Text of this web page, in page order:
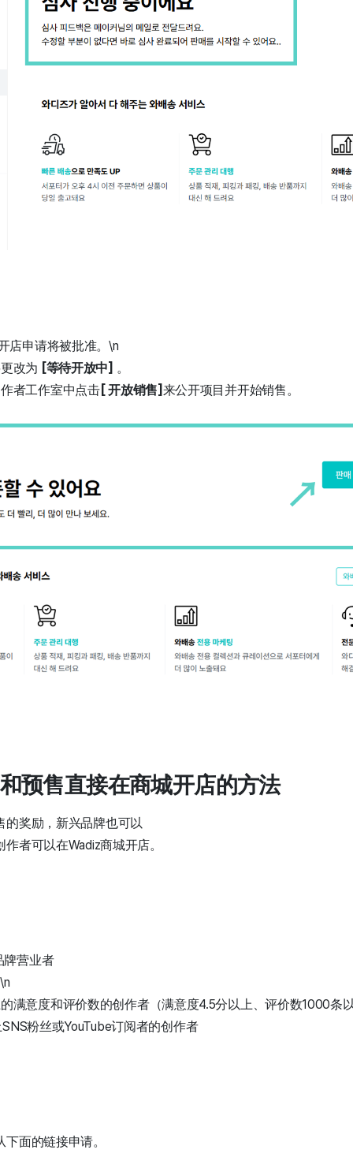
店申请将被批准。\n
改为 [等待开放中] 。
者工作室中点击[开放销售] 来公开项目并开始销售。
预售直接在商城开店的方法
的奖励，新兴品牌也可以
者可以在Wadiz商城开店。
牌营业者
满意度和评价数的创作者（满意度4.5分以上、评价数1000条
粉丝或YouTube订阅者的创作者
面的链接申请。